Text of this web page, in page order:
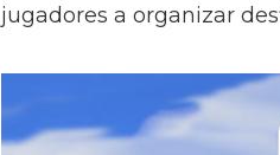
jugadores a organizar